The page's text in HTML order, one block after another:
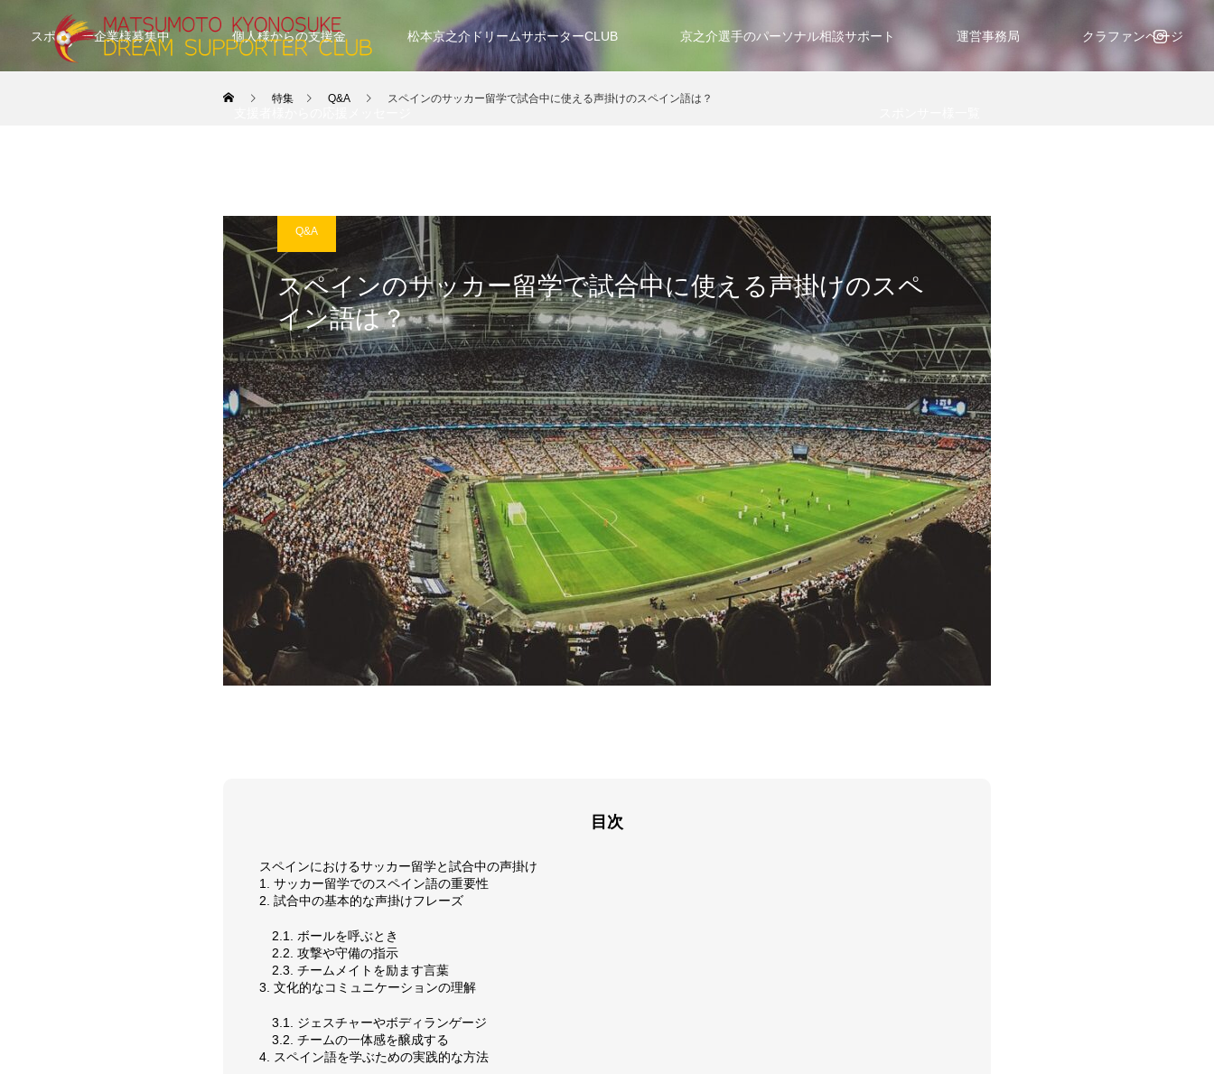
スポンサー企業様募集中 個人様からの支援金 松本京之介ドリームサポーターCLUB 京之介選手のパーソナル相談サポート 運営事務局 クラファンページ
特集 Q&A スペインのサッカー留学で試合中に使える声掛けのスペイン語は？
Q&A
スペインのサッカー留学で試合中に使える声掛けのスペ
イン語は？
目次
スペインにおけるサッカー留学と試合中の声掛け
1. サッカー留学でのスペイン語の重要性
2. 試合中の基本的な声掛けフレーズ
2.1. ボールを呼ぶとき
2.2. 攻撃や守備の指示
2.3. チームメイトを励ます言葉
3. 文化的なコミュニケーションの理解
3.1. ジェスチャーやボディランゲージ
3.2. チームの一体感を醸成する
4. スペイン語を学ぶための実践的な方法